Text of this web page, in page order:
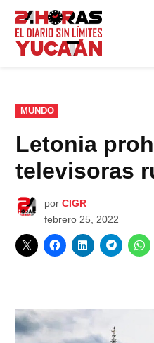
Saltar
contenido
PUBLICADO
EN
MUNDO
Letonia
televisoras
por CIGR
febrero 25, 2022